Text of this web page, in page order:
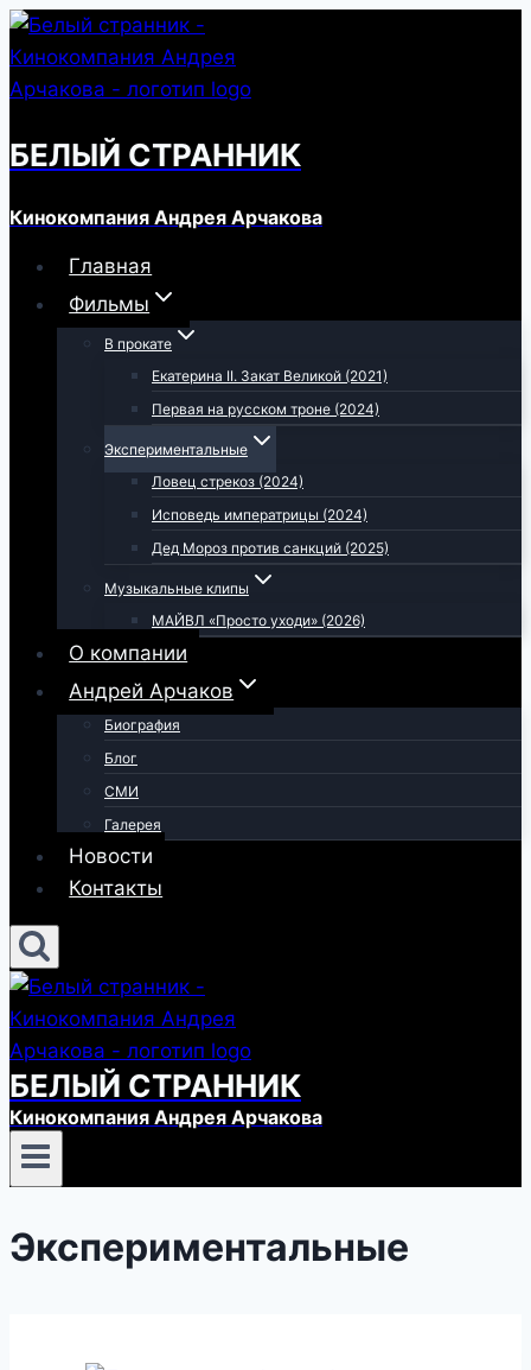
Перейти
к
содержимому
БЕЛЫЙ СТРАННИК
Кинокомпания Андрея Арчакова
Главная
Фильмы
В прокате
Екатерина II. Закат Великой (2021)
Первая на русском троне (2024)
Экспериментальные
Ловец стрекоз (2024)
Исповедь императрицы (2024)
Дед Мороз против санкций (2025)
Музыкальные клипы
МАЙВЛ «Просто уходи» (2026)
О компании
Андрей Арчаков
Биография
Блог
СМИ
Галерея
Новости
Контакты
БЕЛЫЙ СТРАННИК
Кинокомпания Андрея Арчакова
Экспериментальные